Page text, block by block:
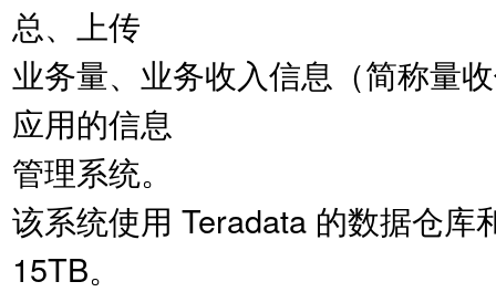
总、上传
业务量、业务收入信息（简称量
应用的信息
管理系统。
该系统使用 Teradata 的数据仓
15TB。